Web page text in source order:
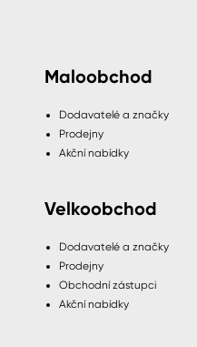
Maloobchod
Dodavatelé a značky
Prodejny
Akční nabídky
Velkoobchod
Dodavatelé a značky
Prodejny
Obchodní zástupci
Akční nabídky